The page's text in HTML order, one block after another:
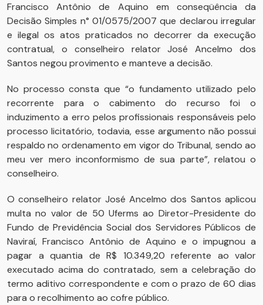
Francisco Antônio de Aquino em conseqüência da
Decisão Simples n° 01/0575/2007 que declarou irregular
e ilegal os atos praticados no decorrer da execução
contratual, o conselheiro relator José Ancelmo dos
Santos negou provimento e manteve a decisão.
No processo consta que “o fundamento utilizado pelo
recorrente para o cabimento do recurso foi o
induzimento a erro pelos profissionais responsáveis pelo
processo licitatório, todavia, esse argumento não possui
respaldo no ordenamento em vigor do Tribunal, sendo ao
meu ver mero inconformismo de sua parte”, relatou o
conselheiro.
O conselheiro relator José Ancelmo dos Santos aplicou
multa no valor de 50 Uferms ao Diretor-Presidente do
Fundo de Previdência Social dos Servidores Públicos de
Naviraí, Francisco Antônio de Aquino e o impugnou a
pagar a quantia de R$ 10.349,20 referente ao valor
executado acima do contratado, sem a celebração do
termo aditivo correspondente e com o prazo de 60 dias
para o recolhimento ao cofre público.